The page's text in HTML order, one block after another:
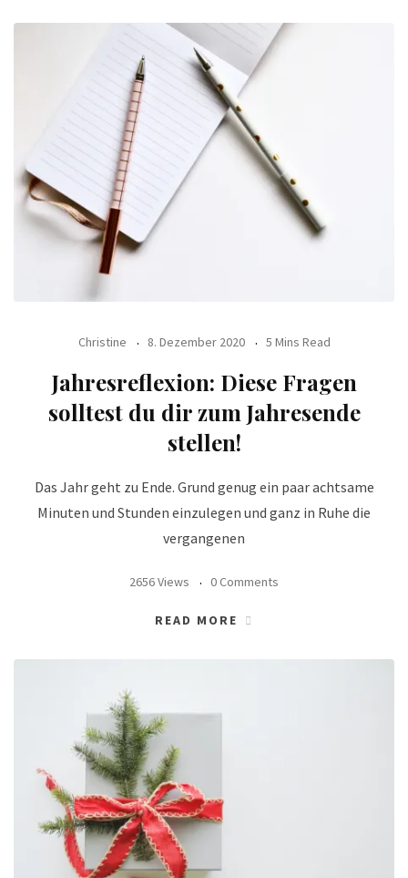
Christine 8. Dezember 2020 5 Mins Read
Jahresreflexion: Diese Fragen
solltest du dir zum Jahresende
stellen!
Das Jahr geht zu Ende. Grund genug ein paar achtsame
Minuten und Stunden einzulegen und ganz in Ruhe die
vergangenen
2656 Views 0 Comments
READ MORE